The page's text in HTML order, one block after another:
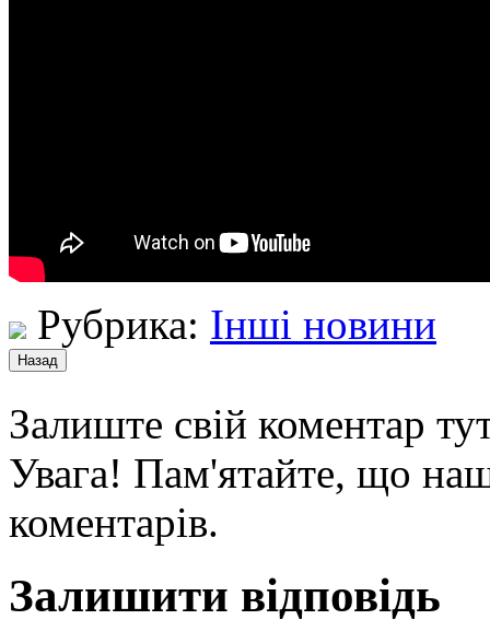
Рубрика: Інші новини
Залиште свій коментар
Увага! Пам'ятайте, що
коментарів.
Залишити відповідь